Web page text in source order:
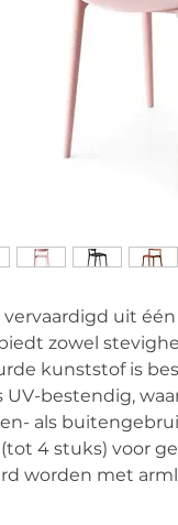
vervaardigd uit
zowel
kunststof is
UV-bestendig,
als
4 stuks) voor
worden met